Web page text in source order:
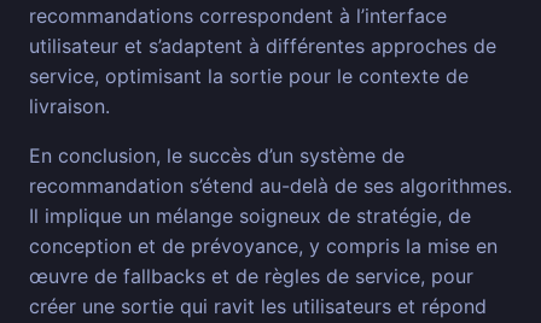
recommandations correspondent à l’interface
utilisateur et s’adaptent à différentes approches de
service, optimisant la sortie pour le contexte de
livraison.
En conclusion, le succès d’un système de
recommandation s’étend au-delà de ses algorithmes.
Il implique un mélange soigneux de stratégie, de
conception et de prévoyance, y compris la mise en
œuvre de fallbacks et de règles de service, pour
créer une sortie qui ravit les utilisateurs et répond